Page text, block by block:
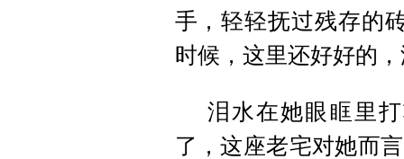
手，轻轻抚过残存的
时候，这里还好好的
泪水在她眼眶里
了，这座老宅对她而